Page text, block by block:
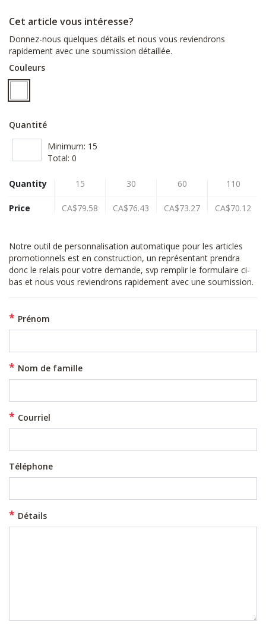
Cet article vous intéresse?
Donnez-nous quelques détails et nous vous reviendrons
rapidement avec une soumission détaillée.
Couleurs
Quantité
Minimum: 15
Total: 0
Quantity 15 30 60 110
Price CA$79.58 CA$76.43 CA$73.27 CA$70.12
Notre outil de personnalisation automatique pour les articles
promotionnels est en construction, un représentant prendra
donc le relais pour votre demande, svp remplir le formulaire ci-
bas et nous vous reviendrons rapidement avec une soumission.
Prénom
Nom de famille
Courriel
Téléphone
Détails